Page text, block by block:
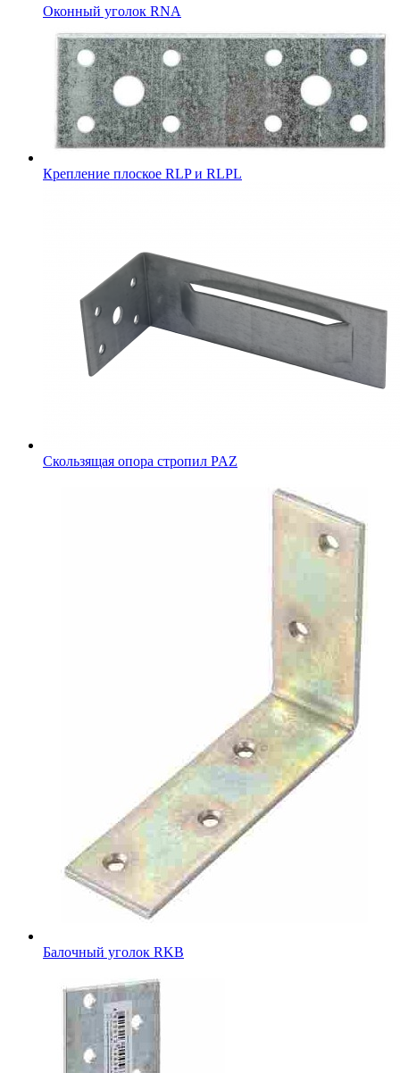
Оконный уголок RNA
Крепление плоское RLP и RLPL
Скользящая опора стропил PAZ
Балочный уголок RKB